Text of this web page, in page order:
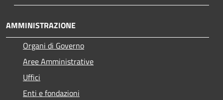
AMMINISTRAZIONE
Organi di Governo
Aree Amministrative
Uffici
Enti e fondazioni